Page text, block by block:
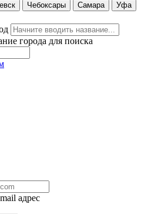
Чебоксары Самара
Уфа
города для поиска
адрес